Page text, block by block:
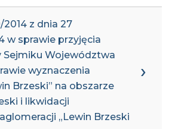
2014 z dnia 27
w sprawie przyjęcia
Sejmiku Województwa
wyznaczenia
Brzeski” na obszarze
i likwidacji
„Lewin Brzeski